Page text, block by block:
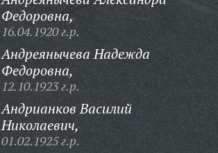
Федоровна,
16.04.1920 г.р.
Андреянычева Надежда
Федоровна,
12.10.1923 г.р.
Андрианков Василий
Николаевич,
01.02.1925 г.р.